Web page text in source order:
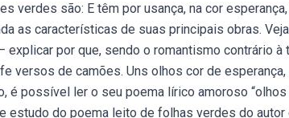
verdes são: E têm por usança, na cor
as características de suas principais obras.
explicar por que, sendo o romantismo contrário
versos de camões. Uns olhos cor de
é possível ler o seu poema lírico amoroso “olhos
estudo do poema leito de folhas verdes do